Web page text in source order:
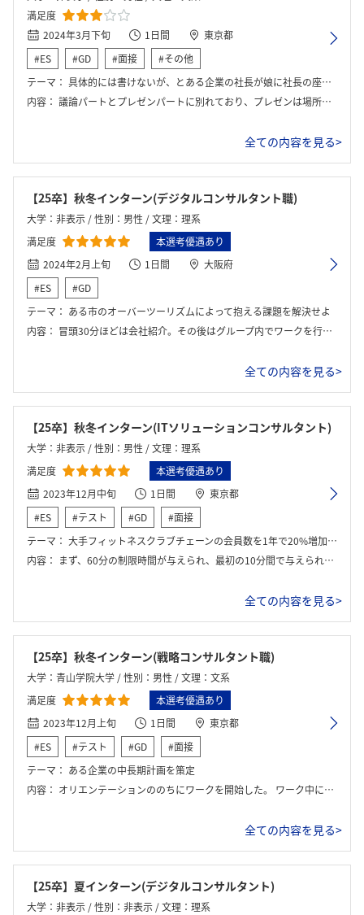
満足度
2024年3月下旬
1日間
東京都
#ES
#GD #面接
#その他
テーマ： 具体的には書けないが、とある企業の社長が娘に社長の座を譲りたいと考えている。その時の検討事項について整理する。
内容： 議論パートとプレゼンパートに別れており、プレゼンは場所を移動し、しっかりとした会議室で行われ、少し緊張感があった。
全ての内容を見る>
【25卒】秋冬インターン(デジタルコンサルタント職)
大学：非表示 / 性別：男性 / 文理：理系
満足度
本選考優遇あり
2024年2月上旬
1日間
大阪府
#ES
#GD
テーマ： ある市のオーバーツーリズムによって抱える課題を解決せよ
内容： 冒頭30分ほどは会社紹介。その後はグループ内でワークを行った。なお、チームの中には恐らく選考官であろうメンターさんもおり、適宜アドバイスをもらいながら行うことができた。ワーク終了後はマネージャーの前で提案内容をプレゼンし、質疑回答もあった。
全ての内容を見る>
【25卒】秋冬インターン(ITソリューションコンサルタント)
大学：非表示 / 性別：男性 / 文理：理系
満足度
本選考優遇あり
2023年12月中旬
1日間
東京都
#ES
#テスト #GD
#面接
テーマ： 大手フィットネスクラブチェーンの会員数を1年で20%増加させるためのITを活用した施策提案
内容： まず、60分の制限時間が与えられ、最初の10分間で与えられた補足資料を各自で読み込みました。その後、5分間で現状分析と課題抽出を行い、20分間でITを活用した施策のアイデア出しを行いました。次の15分間で出されたアイデアを評価し、最も効果的だと思われる3つの施策を選定しました。最後の10分間で、選定した施策をまとめ、プレゼンテーション用のスライドを作成しました。
全ての内容を見る>
【25卒】秋冬インターン(戦略コンサルタント職)
大学：青山学院大学 / 性別：男性 / 文理：文系
満足度
本選考優遇あり
2023年12月上旬
1日間
東京都
#ES
#テスト #GD
#面接
テーマ： ある企業の中長期計画を策定
内容： オリエンテーションののちにワークを開始した。 ワーク中にも15分程度の講義時間があった。 発表は5分程度であった。
全ての内容を見る>
【25卒】夏インターン(デジタルコンサルタント)
大学：非表示 / 性別：非表示 / 文理：理系